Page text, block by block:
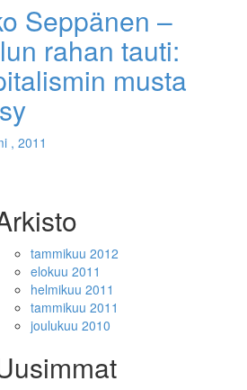
Seppänen –
rahan tauti:
musta
, 2011
tammikuu 2012
elokuu 2011
helmikuu 2011
tammikuu 2011
joulukuu 2010